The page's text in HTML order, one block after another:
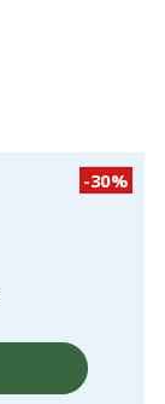
-30%